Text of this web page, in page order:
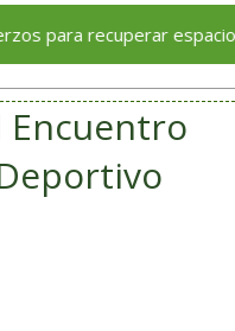
espacios y
Encuentro